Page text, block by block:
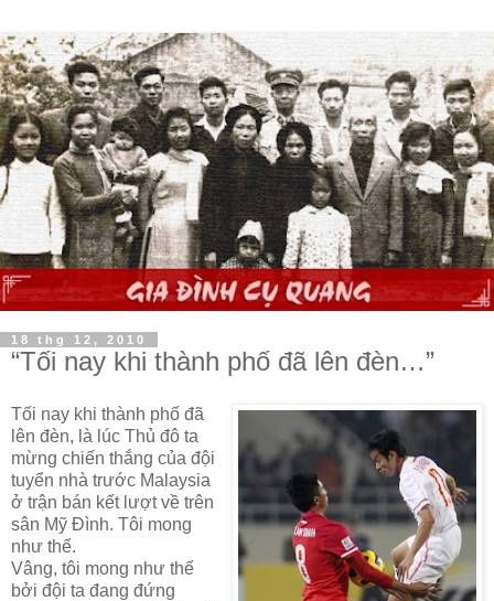
18 thg 12, 2010
“Tối nay khi thành phố đã lên đèn…”
Tối nay khi thành phố đã
lên đèn, là lúc Thủ đô ta
mừng chiến thắng của đội
tuyển nhà trước Malaysia
ở trận bán kết lượt về trên
sân Mỹ Đình. Tôi mong
như thế.
Vâng, tôi mong như thế
bởi đội ta đang đứng